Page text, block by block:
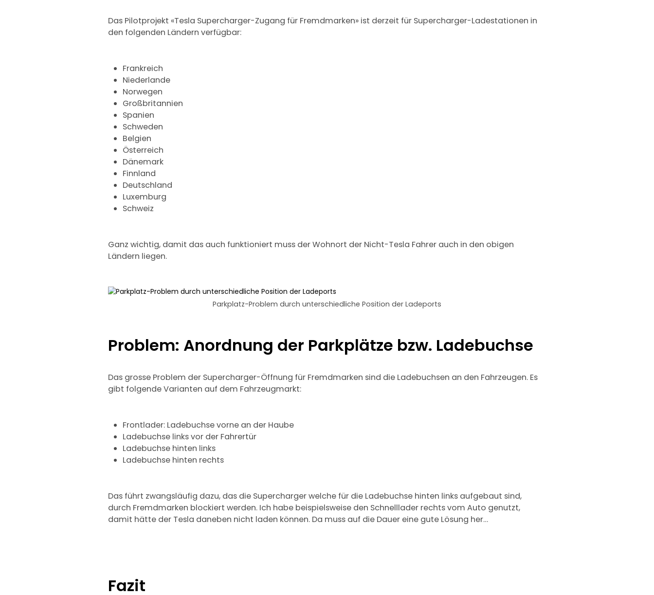
Das Pilotprojekt «Tesla Supercharger-Zugang für Fremdmarken» ist derzeit für Supercharger-Ladestationen in
den folgenden Ländern verfügbar:
Frankreich
Niederlande
Norwegen
Großbritannien
Spanien
Schweden
Belgien
Österreich
Dänemark
Finnland
Deutschland
Luxemburg
Schweiz
Ganz wichtig, damit das auch funktioniert muss der Wohnort der Nicht-Tesla Fahrer auch in den obigen
Ländern liegen.
Parkplatz-Problem durch unterschiedliche Position der Ladeports
Problem: Anordnung der Parkplätze bzw. Ladebuchse
Das grosse Problem der Supercharger-Öffnung für Fremdmarken sind die Ladebuchsen an den Fahrzeugen. Es
gibt folgende Varianten auf dem Fahrzeugmarkt:
Frontlader: Ladebuchse vorne an der Haube
Ladebuchse links vor der Fahrertür
Ladebuchse hinten links
Ladebuchse hinten rechts
Das führt zwangsläufig dazu, das die Supercharger welche für die Ladebuchse hinten links aufgebaut sind,
durch Fremdmarken blockiert werden. Ich habe beispielsweise den Schnelllader rechts vom Auto genutzt,
damit hätte der Tesla daneben nicht laden können. Da muss auf die Dauer eine gute Lösung her…
Fazit